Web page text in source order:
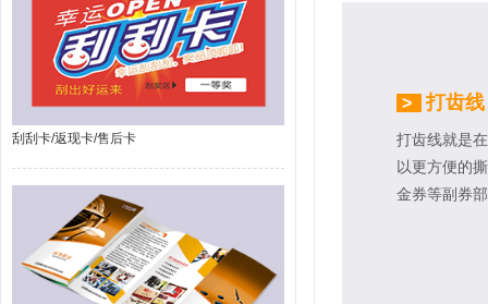
刮刮卡/返现卡/售后卡
> 打齿线
打齿线就是
以更方便的
金券等副券